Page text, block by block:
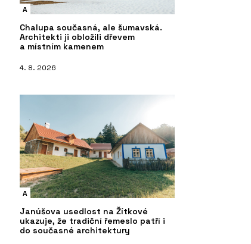
A
Chalupa současná, ale šumavská.
Architekti ji obložili dřevem
a místním kamenem
4. 8. 2026
A
Janúšova usedlost na Žítkové
ukazuje, že tradiční řemeslo patří i
do současné architektury